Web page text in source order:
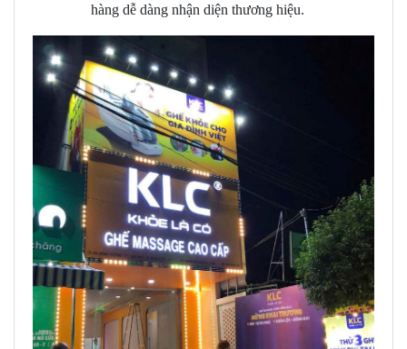
hàng dễ dàng nhận diện thương hiệu.